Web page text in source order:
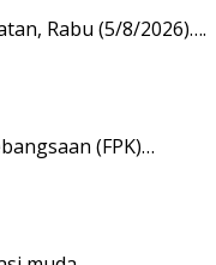
Rabu (5/8/2026)….
(FPK)…